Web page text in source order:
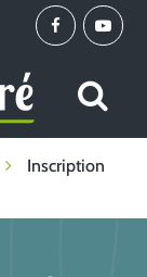
Lien
compte
Lien
chaîne
à
Inscription